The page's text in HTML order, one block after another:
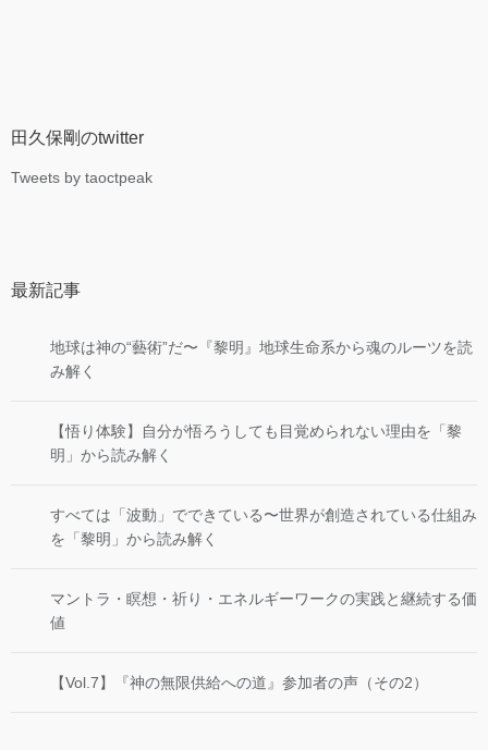
田久保剛のtwitter
Tweets by taoctpeak
最新記事
地球は神の“藝術”だ〜『黎明』地球生命系から魂のルーツを読
み解く
【悟り体験】自分が悟ろうしても目覚められない理由を「黎
明」から読み解く
すべては「波動」でできている〜世界が創造されている仕組み
を「黎明」から読み解く
マントラ・瞑想・祈り・エネルギーワークの実践と継続する価
値
【Vol.7】『神の無限供給への道』参加者の声（その2）